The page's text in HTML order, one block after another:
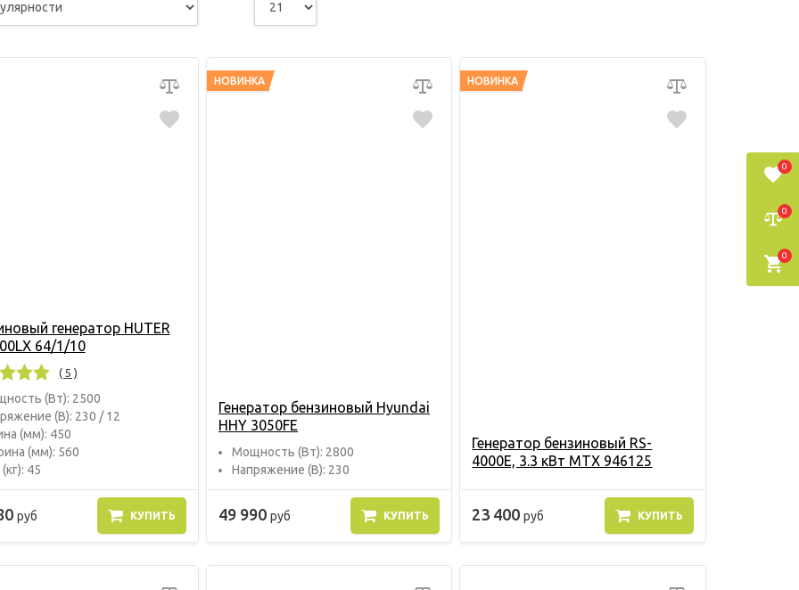
генератор HUTER
64/1/10
( 5 )
(Вт): 2500
(В): 230 / 12
(мм): 450
(мм): 560
45
руб КУПИТЬ
НОВИНКА
Генератор бензиновый Hyundai
HHY 3050FE
Мощность (Вт): 2800
Напряжение (В): 230
49 990 руб КУПИТЬ
НОВИНКА
Генератор бензиновый RS-
4000E, 3.3 кВт MTX 946125
23 400руб КУПИТЬ
0
0
0